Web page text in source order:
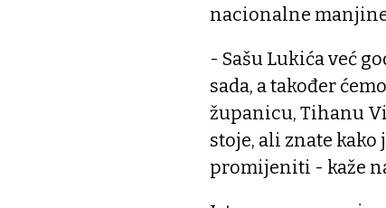
nacionalne
- Sašu Lukića već
sada, a također
županicu, Tihanu
stoje, ali znate
promijeniti - kaže